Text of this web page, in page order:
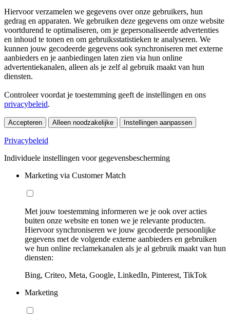
Hiervoor verzamelen we gegevens over onze gebruikers, hun
gedrag en apparaten. We gebruiken deze gegevens om onze website
voortdurend te optimaliseren, om je gepersonaliseerde advertenties
en inhoud te tonen en om gebruiksstatistieken te analyseren. We
kunnen jouw gecodeerde gegevens ook synchroniseren met externe
aanbieders en je aanbiedingen laten zien via hun online
advertentiekanalen, alleen als je zelf al gebruik maakt van hun
diensten.
Controleer voordat je toestemming geeft de instellingen en ons
privacybeleid.
Accepteren Alleen noodzakelijke Instellingen aanpassen
Privacybeleid
Individuele instellingen voor gegevensbescherming
Marketing via Customer Match
Met jouw toestemming informeren we je ook over acties
buiten onze website en tonen we je relevante producten.
Hiervoor synchroniseren we jouw gecodeerde persoonlijke
gegevens met de volgende externe aanbieders en gebruiken
we hun online reclamekanalen als je al gebruik maakt van hun
diensten:
Bing, Criteo, Meta, Google, LinkedIn, Pinterest, TikTok
Marketing